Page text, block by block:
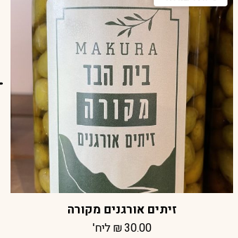
זיתים אורגנים מקורה
₪30.00 ליח'